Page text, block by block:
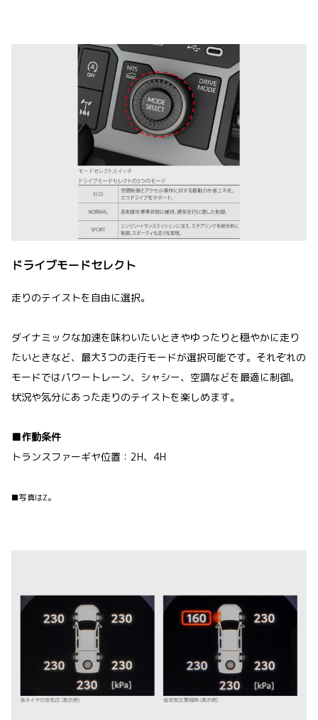
ドライブモードセレクト
走りのテイストを自由に選択。
ダイナミックな加速を味わいたいときやゆったりと穏やかに走り
たいときなど、最大3つの走行モードが選択可能です。それぞれの
モードではパワートレーン、シャシー、空調などを最適に制御。
状況や気分にあった走りのテイストを楽しめます。
■作動条件
トランスファーギヤ位置：2H、4H
■写真はZ。